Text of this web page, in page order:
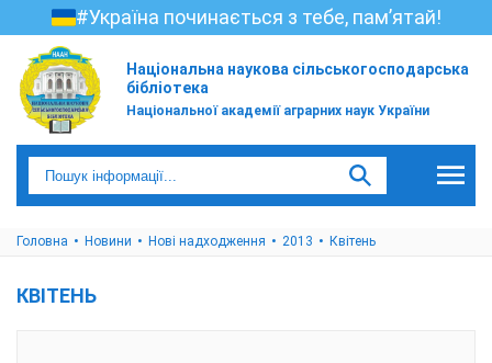
#Україна починається з тебе, пам’ятай!
Національна наукова сільськогосподарська
бібліотека
Національної академії аграрних наук України
Головна Новини Нові надходження 2013 Квітень
КВІТЕНЬ